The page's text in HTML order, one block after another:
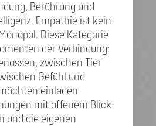
Berührung und
Empathie ist kein
Diese Kategorie
der Verbindung:
zwischen Tier
Gefühl und
einladen
mit offenem Blick
und die eigenen